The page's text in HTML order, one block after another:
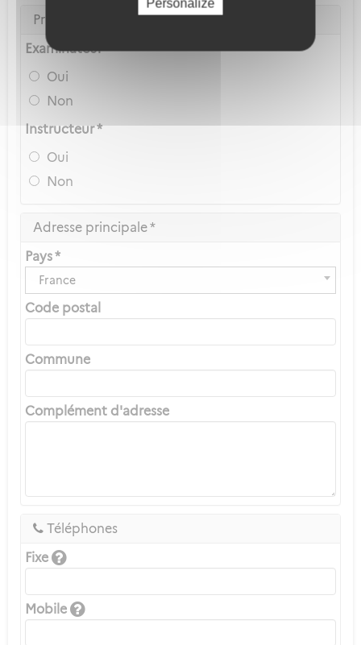
Personalize
Privilèges Navigant
Examinateur *
Oui
Non
Instructeur *
Oui
Non
Adresse principale *
Pays *
France
Code postal
Commune
Complément d'adresse
Téléphones
Fixe
Mobile